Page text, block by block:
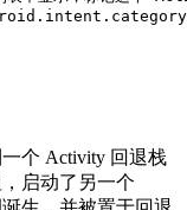
个 Activity 回退栈
启动了另一个